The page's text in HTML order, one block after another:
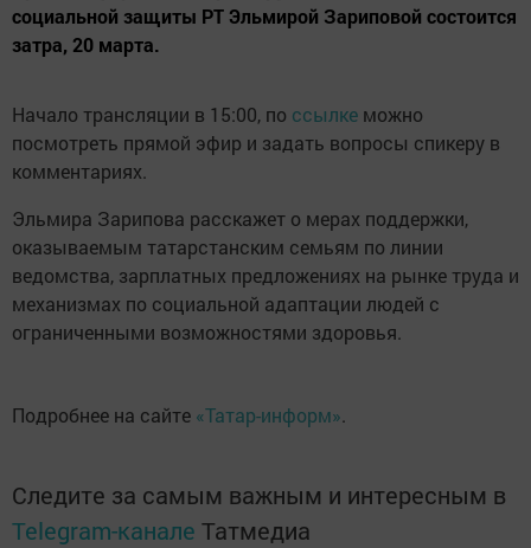
социальной защиты РТ Эльмирой Зариповой состоится
затра, 20 марта.
Начало трансляции в 15:00, по ссылке можно
посмотреть прямой эфир и задать вопросы спикеру в
комментариях.
Эльмира Зарипова расскажет о мерах поддержки,
оказываемым татарстанским семьям по линии
ведомства, зарплатных предложениях на рынке труда и
механизмах по социальной адаптации людей с
ограниченными возможностями здоровья.
Подробнее на сайте «Татар-информ».
Следите за самым важным и интересным в
Telegram-канале Татмедиа